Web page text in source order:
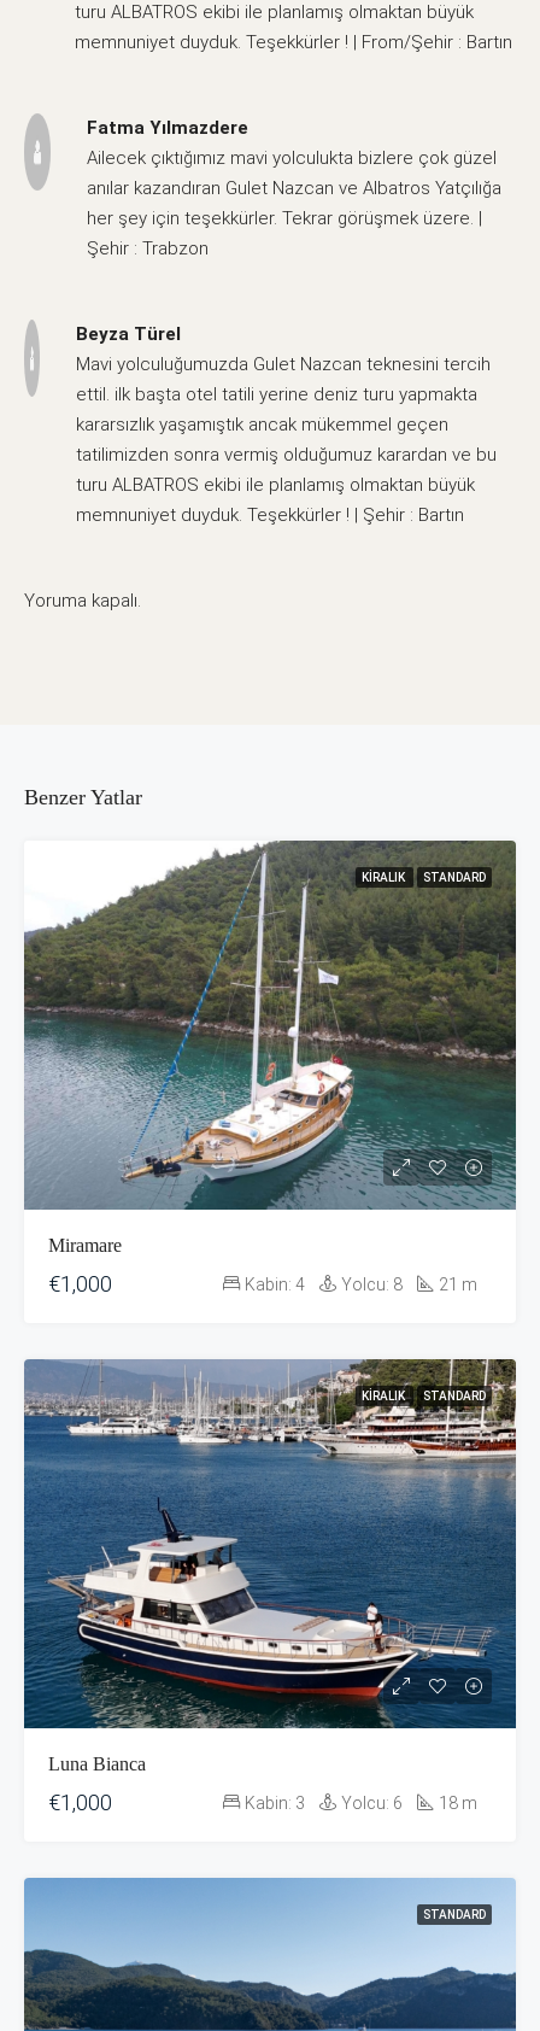
turu ALBATROS ekibi ile planlamış olmaktan büyük
memnuniyet duyduk. Teşekkürler ! | From/Şehir : Bartın
Fatma Yılmazdere
Ailecek çıktığımız mavi yolculukta bizlere çok güzel
anılar kazandıran Gulet Nazcan ve Albatros Yatçılığa
her şey için teşekkürler. Tekrar görüşmek üzere. |
Şehir : Trabzon
Beyza Türel
Mavi yolculuğumuzda Gulet Nazcan teknesini tercih
ettil. ilk başta otel tatili yerine deniz turu yapmakta
kararsızlık yaşamıştık ancak mükemmel geçen
tatilimizden sonra vermiş olduğumuz karardan ve bu
turu ALBATROS ekibi ile planlamış olmaktan büyük
memnuniyet duyduk. Teşekkürler ! | Şehir : Bartın
Yoruma kapalı.
Benzer Yatlar
KIRALIK STANDARD
Miramare
€1,000 Kabin: 4 Yolcu: 8 21 m
KIRALIK STANDARD
Luna Bianca
€1,000 Kabin: 3 Yolcu: 6 18 m
STANDARD